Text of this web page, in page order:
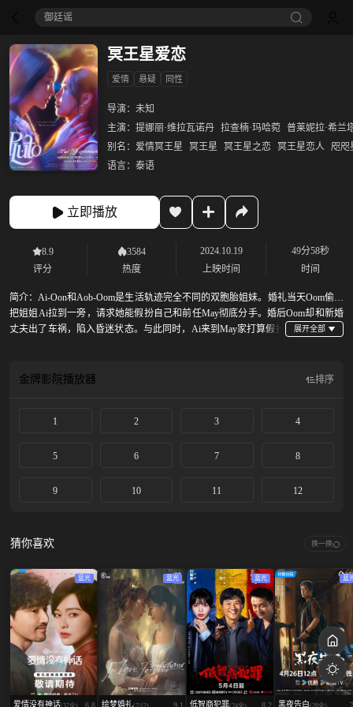
御廷谣‎
冥王星爱恋
爱情 悬疑 同性
导演： 未知
主演： 提娜丽·维拉瓦诺丹 拉查楠·玛哈菀 普莱妮拉·希兰
别名： 爱情冥王星 冥王星 冥王星之恋 冥王星恋人 咫咫
语言： 泰语
立即播放
8.9
评分
3584
热度
2024.10.19
上映时间
49分58秒
时间
简介：Ai-Oon和Aob-Oom是生活轨迹完全不同的双胞胎姐妹。婚礼当天Oom偷偷
把姐姐Ai拉到一旁，请求她能假扮自己和前任May彻底分手。婚后Oom却和新婚
丈夫出了车祸，陷入昏迷状态。与此同时，Ai来到May家打算假扮
冥王星一样被May遗忘呢？
金牌影院播放器 排序
1 2 3 4
5 6 7 8
9 10 11 12
猜你喜欢 换一换
蓝光
爱情没有神话 6.8
蓝光
绘梦婚礼 9.1
蓝光
低智商犯罪 8.2
蓝
黑夜告白